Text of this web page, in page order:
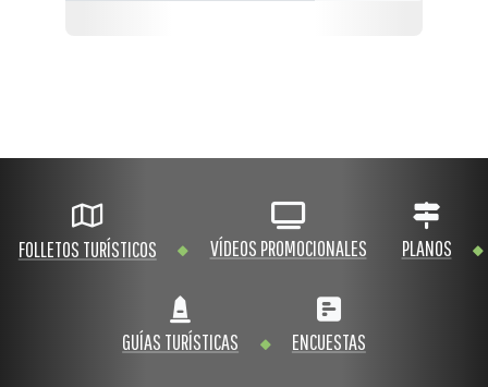
FOLLETOS TURÍSTICOS VÍDEOS PROMOCIONALES PLANOS
GUÍAS TURÍSTICAS ENCUESTAS